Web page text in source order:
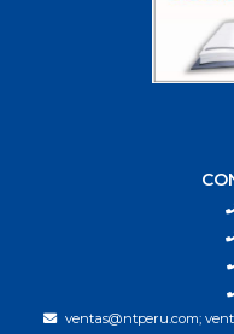
ventas@ntperu.com;